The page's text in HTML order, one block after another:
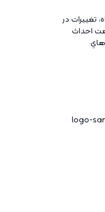
تغييرات در
احداث
هاي